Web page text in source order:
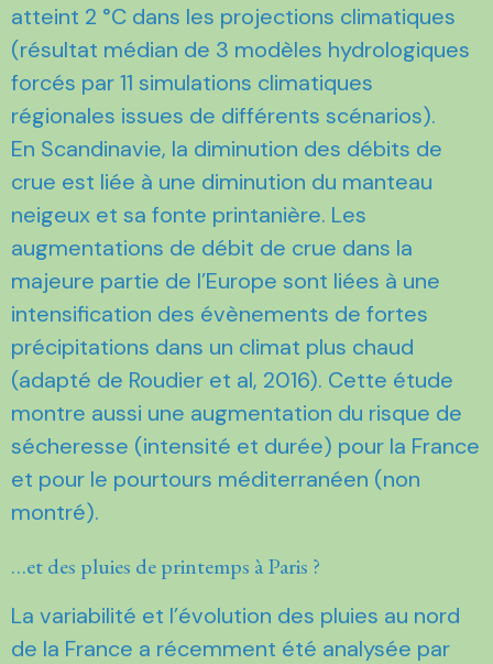
atteint 2 °C dans les projections climatiques
(résultat médian de 3 modèles hydrologiques
forcés par 11 simulations climatiques
régionales issues de différents scénarios).
En Scandinavie, la diminution des débits de
crue est liée à une diminution du manteau
neigeux et sa fonte printanière. Les
augmentations de débit de crue dans la
majeure partie de l’Europe sont liées à une
intensification des évènements de fortes
précipitations dans un climat plus chaud
(adapté de Roudier et al, 2016). Cette étude
montre aussi une augmentation du risque de
sécheresse (intensité et durée) pour la France
et pour le pourtours méditerranéen (non
montré).
…et des pluies de printemps à Paris ?
La variabilité et l’évolution des pluies au nord
de la France a récemment été analysée par